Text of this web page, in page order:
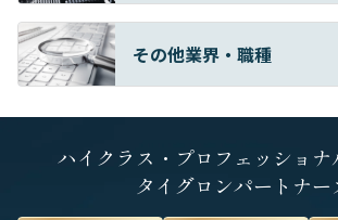
その他業界・職種
ハイクラス・プロフェッショナ
タイグロンパートナー